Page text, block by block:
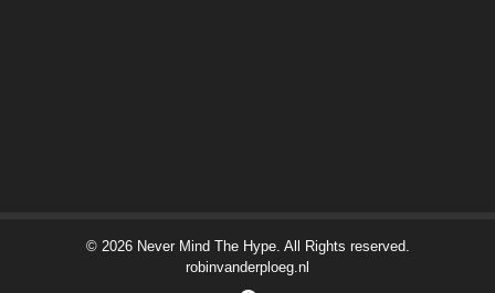
© 2026 Never Mind The Hype. All Rights reserved.
robinvanderploeg.nl